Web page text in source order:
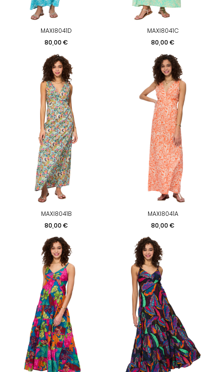
MAXI8041D
Prix
80,00 €
MAXI8041C
Prix
80,00 €
MAXI8041B
Prix
80,00 €
MAXI8041A
Prix
80,00 €